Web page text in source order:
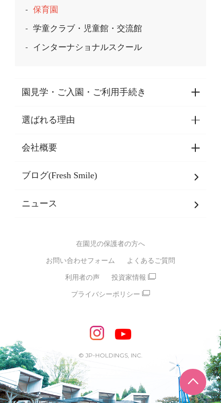
ページ
保育園
学童クラブ・児童館・交流館
インターナショナルスクール
園見学・ご入園・ご利用手続き
園見学・ご入園・ご利用手続き
東京都認証保育所空き状況
選ばれる理由
選ばれる理由一覧
乳児期・幼児期・
バイリンガル保育園
スポーツ保育園
モンテッソーリ式保育園
STEAMS保育・学童
えいご
めざせ！バイリンガル！
めざせ！アスリート教室
ピアノ教室♪ ドレミっこ
めざせ!HIPHOPダンサー!
会社概要
会社概要
SDGsについて
ブログ(Fresh Smile)
ニュース
在園児の保護者の方へ
お問い合わせフォーム よくあるご質問
利用者の声 投資家情報
プライバシーポリシー
© JP-HOLDINGS, INC.